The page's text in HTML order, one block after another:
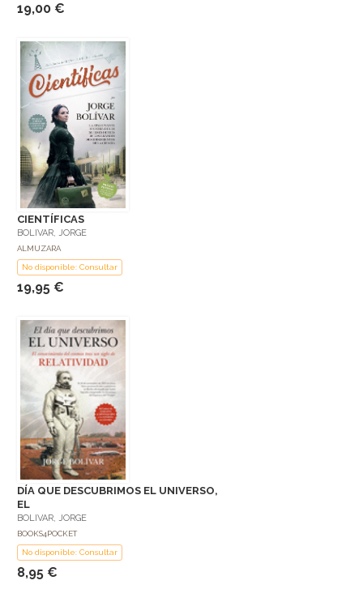
19,00 €
CIENTÍFICAS
BOLIVAR, JORGE
ALMUZARA
No disponible: Consultar
19,95 €
DÍA QUE DESCUBRIMOS EL UNIVERSO,
EL
BOLIVAR, JORGE
BOOKS4POCKET
No disponible: Consultar
8,95 €